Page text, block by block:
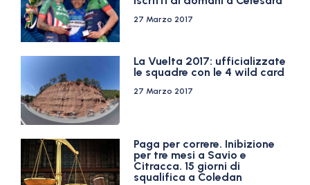
27 Marzo 2017
La Vuelta 2017: ufficializzate
le squadre con le 4 wild card
27 Marzo 2017
Paga per correre. Inibizione
per tre mesi a Savio e
Citracca. 15 giorni di
squalifica a Coledan